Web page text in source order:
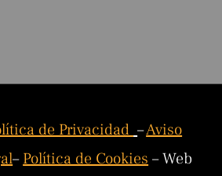
de Privacidad–Aviso
–Política de Cookies– Web